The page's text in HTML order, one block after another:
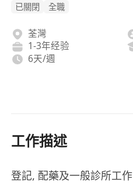
已關閉 全職
荃灣
1-3年经验
6天/週
工作描述
登記, 配藥及一般診所工作